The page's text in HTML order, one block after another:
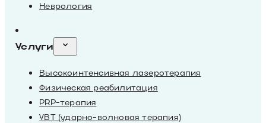
Неврология
Услуги
Высокоинтенсивная лазеротерапия
Физическая реабилитация
PRP-терапия
УВТ (ударно-волновая терапия)